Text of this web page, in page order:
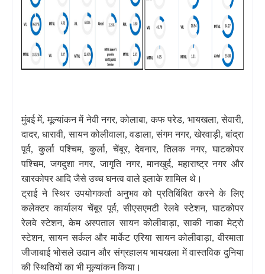
मुंबई में, मूल्यांकन में नेवी नगर, कोलाबा, कफ परेड, भायखला, सेवारी,
दादर, धारावी, सायन कोलीवाला, वडाला, संगम नगर, खेरवाड़ी, बांद्रा
पूर्व, कुर्ला पश्चिम, कुर्ला, चेंबूर, देवनार, तिलक नगर, घाटकोपर
पश्चिम, जगदुशा नगर, जागृति नगर, मानखुर्द, महाराष्ट्र नगर और
खारकोपर आदि जैसे उच्च घनत्व वाले इलाके शामिल थे।
ट्राई ने स्थिर उपयोगकर्ता अनुभव को प्रतिबिंबित करने के लिए
कलेक्टर कार्यालय चेंबूर पूर्व, सीएसएमटी रेलवे स्टेशन, घाटकोपर
रेलवे स्टेशन, केम अस्पताल सायन कोलीवाड़ा, साकी नाका मेट्रो
स्टेशन, सायन सर्कल और मार्केट एरिया सायन कोलीवाड़ा, वीरमाता
जीजाबाई भोसले उद्यान और संग्रहालय भायखला में वास्तविक दुनिया
की स्थितियों का भी मूल्यांकन किया।